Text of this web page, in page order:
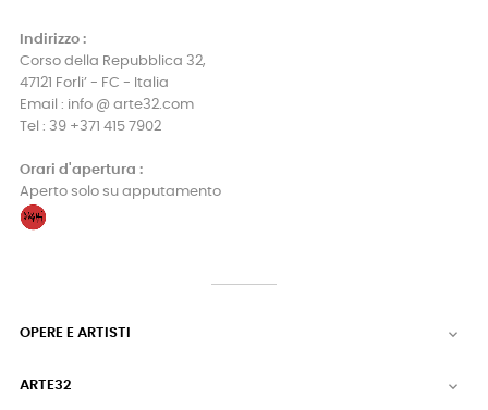
Indirizzo :
Corso della Repubblica 32,
47121 Forli’ - FC - Italia
Email : info @ arte32.com
Tel : 39 +371 415 7902
Orari d'apertura :
Aperto solo su apputamento
OPERE E ARTISTI 
ARTE32 